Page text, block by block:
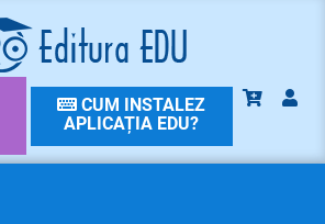
CUM INSTALEZ
APLICAȚIA EDU?